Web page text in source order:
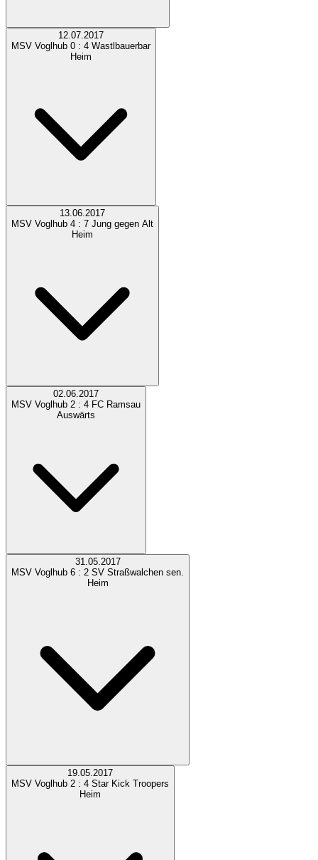
12.07.2017
MSV Voglhub 0 : 4 Wastlbauerbar
Heim
13.06.2017
MSV Voglhub 4 : 7 Jung gegen Alt
Heim
02.06.2017
MSV Voglhub 2 : 4 FC Ramsau
Auswärts
31.05.2017
MSV Voglhub 6 : 2 SV Straßwalchen sen.
Heim
19.05.2017
MSV Voglhub 2 : 4 Star Kick Troopers
Heim